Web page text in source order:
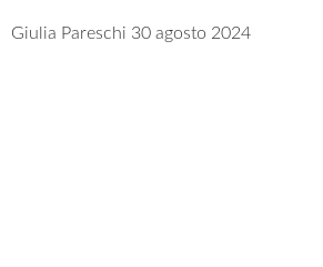
Giulia Pareschi 30 agosto 2024